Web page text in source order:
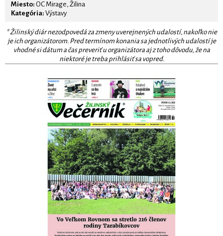
Miesto: OC Mirage, Žilina
Kategória: Výstavy
* Žilinský diár nezodpovedá za zmeny uverejnených udalostí, nakoľko nie
je ich organizátorom. Pred termínom konania sa jednotlivých udalostí je
vhodné si dátum a čas preveriť u organizátora aj z toho dôvodu, že na
niektoré je treba prihlásiť sa vopred.